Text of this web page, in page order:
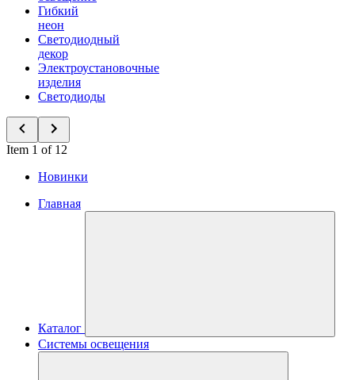
Гибкий
неон
Светодиодный
декор
Электроустановочные
изделия
Светодиоды
Item 1 of 12
Новинки
Главная
Каталог
Системы освещения